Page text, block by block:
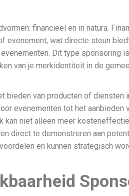
financieel en in natura.
evenement, wat directe steun
Dit type sponsoring
van je merkidentiteit in de
bieden van producten of diensten
evenementen tot het aanbieden
kan niet alleen meer
direct te demonstreren aan
en kunnen strategisch